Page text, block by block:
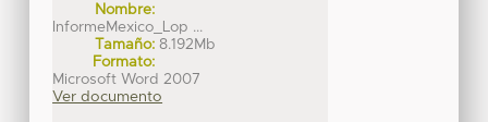
Nombre:
InformeMexico_Lop ...
Tamaño: 8.192Mb
Formato:
Microsoft Word 2007
Ver documento